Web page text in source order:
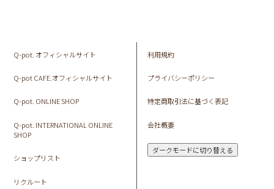
Q-pot. オフィシャルサイト
Q-pot CAFE.オフィシャルサイト
Q-pot. ONLINE SHOP
Q-pot. INTERNATIONAL ONLINE
SHOP
ショップリスト
リクルート
利用規約
プライバシーポリシー
特定商取引法に基づく表記
会社概要
ダークモードに切り替える